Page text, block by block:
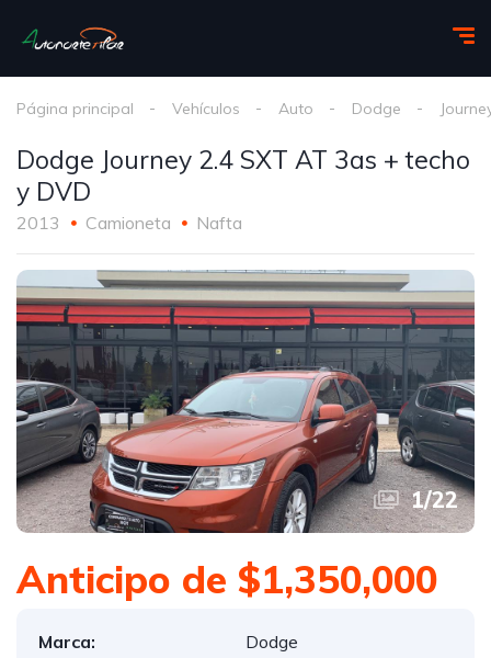
Página principal Vehículos Auto Dodge
Dodge Journey 2.4 SXT AT 3as + techo
y DVD
2013 Camioneta Nafta
1/22
Anticipo de $1,350,000
Marca:
Dodge